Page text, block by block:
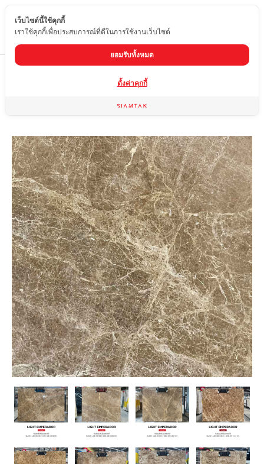
TH
หินอ่อน LIGHT EMPERADOR
เว็บไซต์นี้ใช้คุกกี้
เราใช้คุกกี้เพื่อประสบการณ์ที่ดีในการใช้งานเว็บไซต์
ยอมรับทั้งหมด
ตั้งค่าคุกกี้